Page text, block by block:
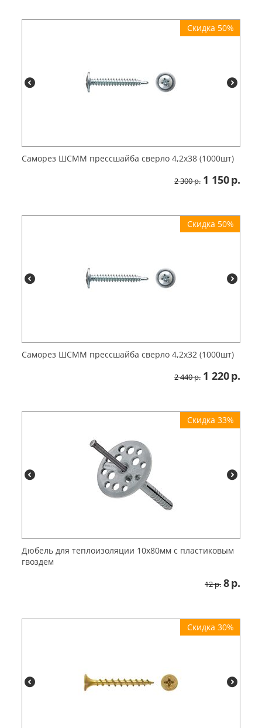
Скидка 50%
Саморез ШСММ прессшайба сверло 4,2х38 (1000шт)
2 300р. 1 150р.
Скидка 50%
Саморез ШСММ прессшайба сверло 4,2х32 (1000шт)
2 440р. 1 220р.
Скидка 33%
Дюбель для теплоизоляции 10x80мм с пластиковым
гвоздем
12р. 8р.
Скидка 30%